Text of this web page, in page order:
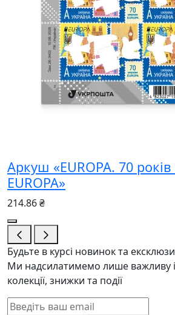
Аркуш «EUROPA. 70
EUROPA»
214.86 ₴
Будьте в курсі новинок та
Ми надсилатимемо лише важливу
колекції, знижки та події